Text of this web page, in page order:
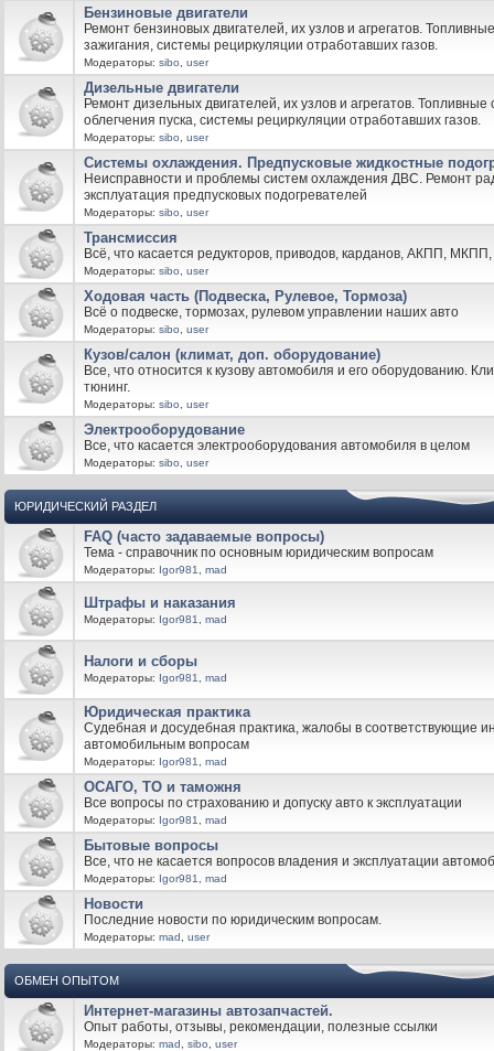
Бензиновые двигатели
Ремонт бензиновых двигателей, их узлов и агрегатов.
зажигания, системы рециркуляции отработавших газов.
Модераторы:sibo ,user
Дизельные двигатели
Ремонт дизельных двигателей, их узлов и агрегатов.
облегчения пуска, системы рециркуляции отработавших газов.
Модераторы:sibo ,user
Системы охлаждения. Предпусковые жидкостные
Неисправности и проблемы систем охлаждения ДВС. Ремонт
эксплуатация предпусковых подогревателей
Модераторы:sibo ,user
Трансмиссия
Всё, что касается редукторов, приводов, карданов, АКПП, МКПП,
Модераторы:sibo ,user
Ходовая часть (Подвеска, Рулевое, Тормоза)
Всё о подвеске, тормозах, рулевом управлении наших авто
Модераторы:sibo ,user
Кузов/салон (климат, доп. оборудование)
Все, что относится к кузову автомобиля и его оборудованию.
тюнинг.
Модераторы:sibo ,user
Электрооборудование
Все, что касается электрооборудования автомобиля в целом
Модераторы:sibo ,user
ЮРИДИЧЕСКИЙ РАЗДЕЛ
FAQ (часто задаваемые вопросы)
Тема - справочник по основным юридическим вопросам
Модераторы: Igor981 ,mad
Штрафы и наказания
Модераторы: Igor981 ,mad
Налоги и сборы
Модераторы: Igor981 ,mad
Юридическая практика
Судебная и досудебная практика, жалобы в соответствующие
автомобильным вопросам
Модераторы: Igor981 ,mad
ОСАГО, ТО и таможня
Все вопросы по страхованию и допуску авто к эксплуатации
Модераторы: Igor981 ,mad
Бытовые вопросы
Все, что не касается вопросов владения и эксплуатации
Модераторы: Igor981 ,mad
Новости
Последние новости по юридическим вопросам.
Модераторы:mad ,user
ОБМЕН ОПЫТОМ
Интернет-магазины автозапчастей.
Опыт работы, отзывы, рекомендации, полезные ссылки
Модераторы:mad ,sibo ,user